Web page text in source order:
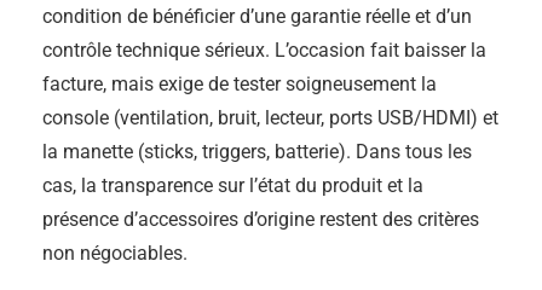
condition de bénéficier d’une garantie réelle et d’un
contrôle technique sérieux. L’occasion fait baisser la
facture, mais exige de tester soigneusement la
console (ventilation, bruit, lecteur, ports USB/HDMI) et
la manette (sticks, triggers, batterie). Dans tous les
cas, la transparence sur l’état du produit et la
présence d’accessoires d’origine restent des critères
non négociables.